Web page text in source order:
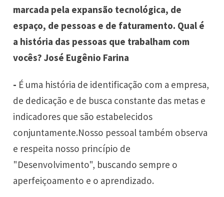
marcada pela expansão tecnológica, de
espaço, de pessoas e de faturamento. Qual é
a história das pessoas que trabalham com
vocês? José Eugênio Farina
- É uma história de identificação com a empresa,
de dedicação e de busca constante das metas e
indicadores que são estabelecidos
conjuntamente.Nosso pessoal também observa
e respeita nosso princípio de
"Desenvolvimento", buscando sempre o
aperfeiçoamento e o aprendizado.